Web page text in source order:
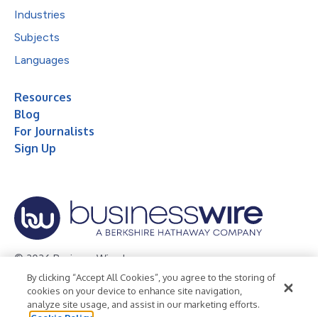
Industries
Subjects
Languages
Resources
Blog
For Journalists
Sign Up
© 2026 Business Wire, Inc.
Privacy Policy Cookie Policy
Accessibility Statement
Terms of Use
Legal
By clicking “Accept All Cookies”, you agree to the storing of
cookies on your device to enhance site navigation,
analyze site usage, and assist in our marketing efforts.